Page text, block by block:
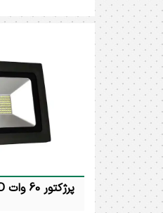
پرژکتور 60 وات SMD ای تی جی 4M